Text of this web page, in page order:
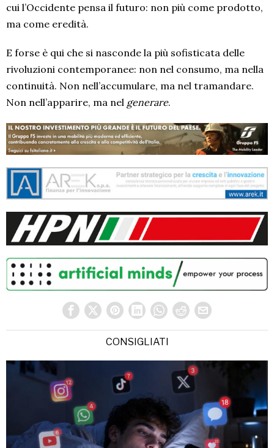
cui l’Occidente pensa il futuro: non più come prodotto,
ma come eredità.
E forse è qui che si nasconde la più sofisticata delle
rivoluzioni contemporanee: non nel consumo, ma nella
continuità. Non nell’accumulare, ma nel tramandare.
Non nell’apparire, ma nel generare.
CONSIGLIATI